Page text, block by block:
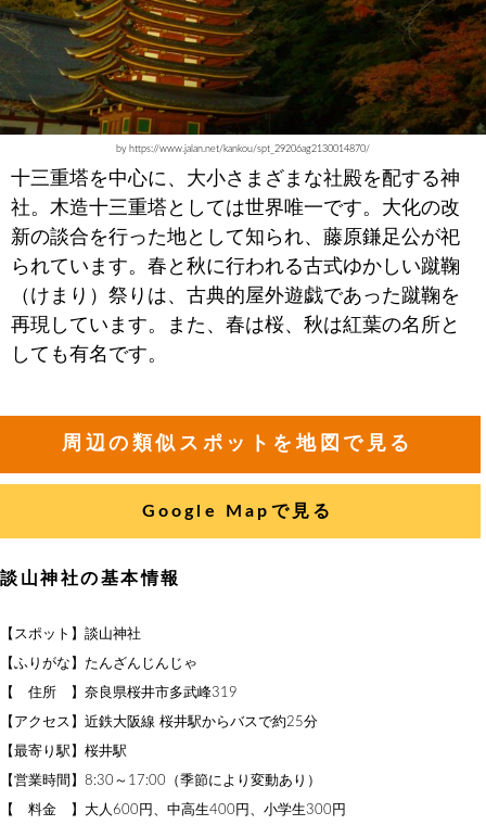
by https://www.jalan.net/kankou/spt_29206ag2130014870/
十三重塔を中心に、大小さまざまな社殿を配する神
社。木造十三重塔としては世界唯一です。大化の改
新の談合を行った地として知られ、藤原鎌足公が祀
られています。春と秋に行われる古式ゆかしい蹴鞠
（けまり）祭りは、古典的屋外遊戯であった蹴鞠を
再現しています。また、春は桜、秋は紅葉の名所と
しても有名です。
周辺の類似スポットを地図で見る
Google Mapで見る
談山神社の基本情報
【スポット】談山神社
【ふりがな】たんざんじんじゃ
【 住所 】奈良県桜井市多武峰319
【アクセス】近鉄大阪線 桜井駅からバスで約25分
【最寄り駅】桜井駅
【営業時間】8:30～17:00（季節により変動あり）
【 料金 】大人600円、中高生400円、小学生300円